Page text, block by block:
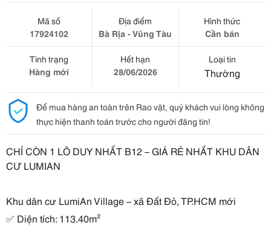
Mã số
17924102
Địa điểm
Bà Rịa - Vũng Tàu
Hình thức
Cần bán
Tình trạng
Hàng mới
Hết hạn
28/06/2026
Loại tin
Thường
Để mua hàng an toàn trên Rao vặt, quý khách vui lòng không
thực hiện thanh toán trước cho người đăng tin!
CHỈ CÒN 1 LÔ DUY NHẤT B12 – GIÁ RẺ NHẤT KHU DÂN
CƯ LUMIAN
Khu dân cư LumiAn Village – xã Đất Đỏ, TP.HCM mới
✅ Diện tích: 113.40m²